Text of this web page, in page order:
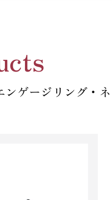
ゲージリング・